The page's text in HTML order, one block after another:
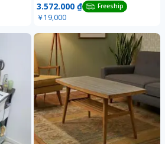
3.572.000 ₫ Freeship
￥19,000